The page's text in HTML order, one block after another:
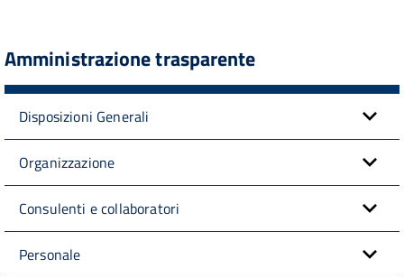
Amministrazione trasparente
Disposizioni Generali
Organizzazione
Consulenti e collaboratori
Personale